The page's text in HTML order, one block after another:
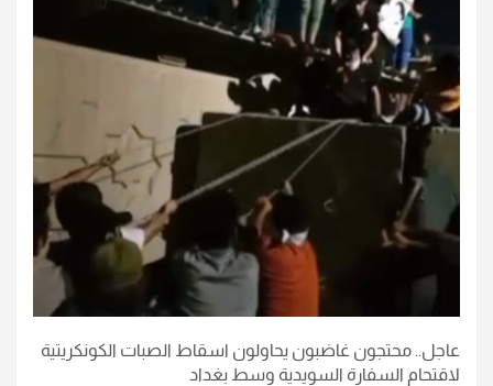
عاجل.. محتجون غاضبون يحاولون اسقاط الصبات الكونكريتية
لاقتحام السفارة السويدية وسط بغداد